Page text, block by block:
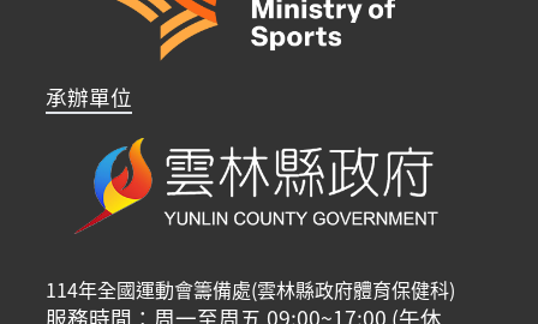
承辦單位
114年全國運動會籌備處(雲林縣政府體育保健科)
服務時間：周一至周五 09:00~17:00 (午休